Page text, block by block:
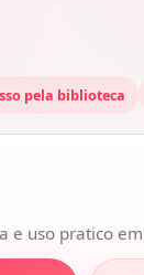
pela biblioteca
e uso pratico